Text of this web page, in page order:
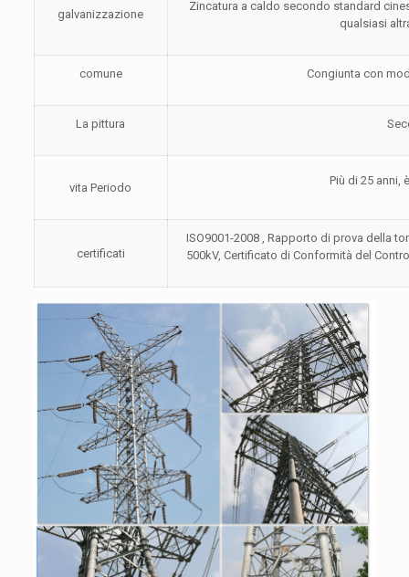
galvanizzazione
Zincatura a caldo secondo standard
qualsiasi
comune Congiunta con
La pittura
vita Periodo
Più di 25 anni,
certificati
ISO9001-2008 , Rapporto di prova della
500kV, Certificato di Conformità del